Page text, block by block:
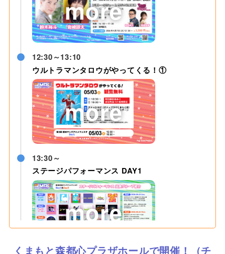
12:30～13:10
ウルトラマンタロウがやってくる！①
13:30～
ステージパフォーマンス DAY1
くまもと森都心プラザホールで開催！（チ